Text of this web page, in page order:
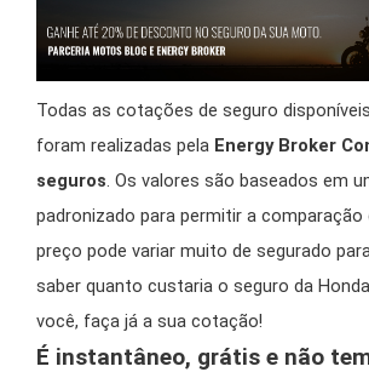
Todas as cotações de seguro
foram realizadas pela Energy Broker
seguros. Os valores são baseados em
padronizado para permitir a comparação
preço pode variar muito de segurado
saber quanto custaria o seguro da
você, faça já a sua cotação!
É instantâneo, grátis e não